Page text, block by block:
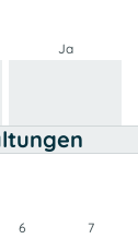
Ja
6 7